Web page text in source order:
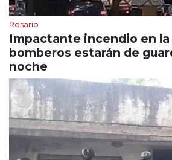
Rosario
Impactante incendio en la
bomberos estarán de
noche